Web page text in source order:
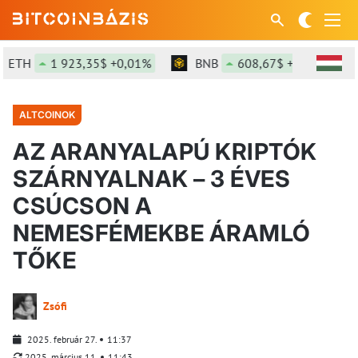
1 923,35$ +0,01% BNB 608,67$ +2,8%
ALTCOINOK
AZ ARANYALAPÚ KRIPTÓK
SZÁRNYALNAK – 3 ÉVES
CSÚCSON A
NEMESFÉMEKBE ÁRAMLÓ
TŐKE
Zsófi
2025. február 27.
11:37